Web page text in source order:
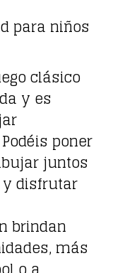
para niños
clásico
y es
poner
juntos
y disfrutar
brindan
más